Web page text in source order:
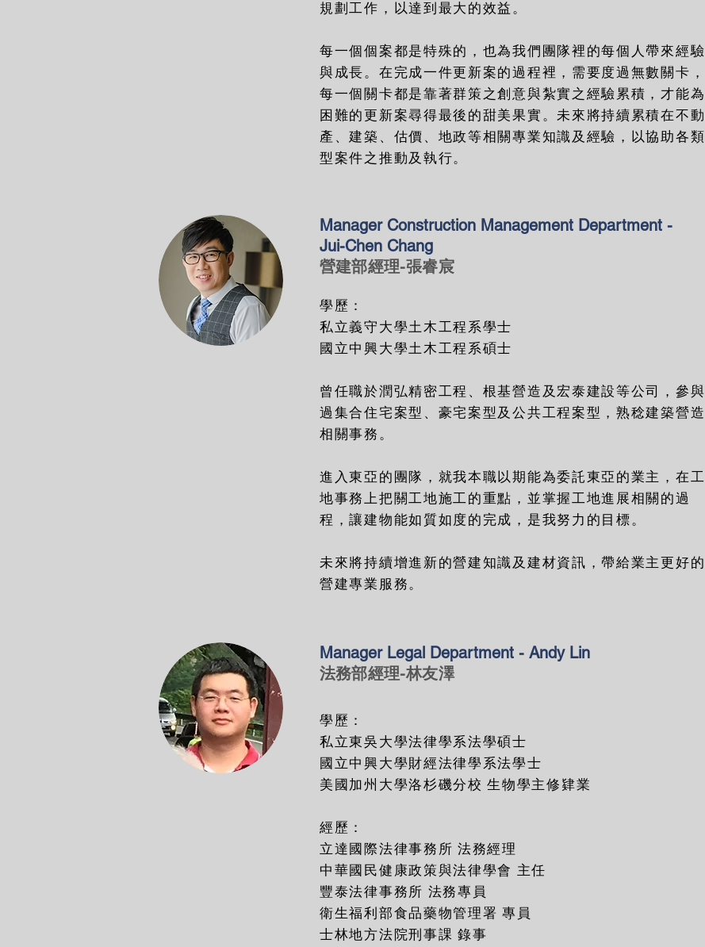
規劃工作，以達到最大的效益。
每一個個案都是特殊的，也為我們團隊裡的每個人帶來經驗
與成長。在完成一件更新案的過程裡，需要度過無數關卡，
每一個關卡都是靠著群策之創意與紮實之經驗累積，才能為
困難的更新案尋得最後的甜美果實。未來將持續累積在不動
產、建築、估價、地政等相關專業知識及經驗，以協助各類
型案件之推動及執行。
Manager Construction Management Department -
Jui-Chen Chang
營建部經理-張睿宸
學歷：
私立義守大學土木工程系學士
國立中興大學土木工程系碩士
曾任職於潤弘精密工程、根基營造及宏泰建設等公司，參與
過集合住宅案型、豪宅案型及公共工程案型，熟稔建築營造
相關事務。
進入東亞的團隊，就我本職以期能為委託東亞的業主，在工
地事務上把關工地施工的重點，並掌握工地進展相關的過
程，讓建物能如質如度的完成，是我努力的目標。
未來將持續增進新的營建知識及建材資訊，帶給業主更好的
營建專業服務。
Manager Legal Department - Andy Lin
法務部經理-林友澤
學歷：
私立東吳大學法律學系法學碩士
國立中興大學財經法律學系法學士
美國加州大學洛杉磯分校 生物學主修肄業
經歷：
立達國際法律事務所 法務經理
中華國民健康政策與法律學會 主任
豐泰法律事務所 法務專員
衛生福利部食品藥物管理署 專員
士林地方法院刑事課 錄事